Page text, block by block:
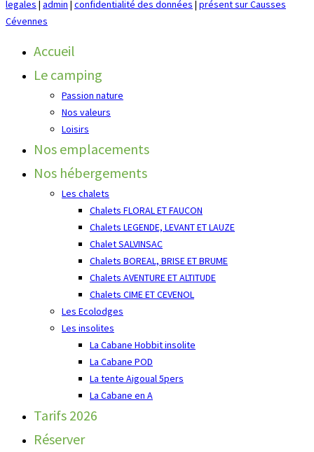
legales | admin | confidentialité des données | présent sur Causses
Cévennes
Accueil
Le camping
Passion nature
Nos valeurs
Loisirs
Nos emplacements
Nos hébergements
Les chalets
Chalets FLORAL ET FAUCON
Chalets LEGENDE, LEVANT ET LAUZE
Chalet SALVINSAC
Chalets BOREAL, BRISE ET BRUME
Chalets AVENTURE ET ALTITUDE
Chalets CIME ET CEVENOL
Les Ecolodges
Les insolites
La Cabane Hobbit insolite
La Cabane POD
La tente Aigoual 5pers
La Cabane en A
Tarifs 2026
Réserver